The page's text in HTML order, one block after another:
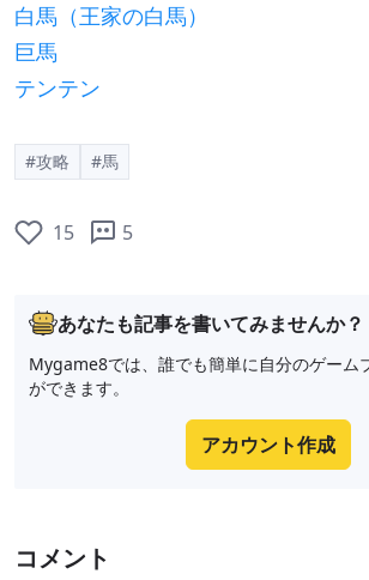
白馬（王家の白馬）
巨馬
テンテン
#攻略 #馬
15 5
あなたも記事を書いてみませんか？
Mygame8では、誰でも簡単に自分のゲーム
ができます。
アカウント作成
コメント